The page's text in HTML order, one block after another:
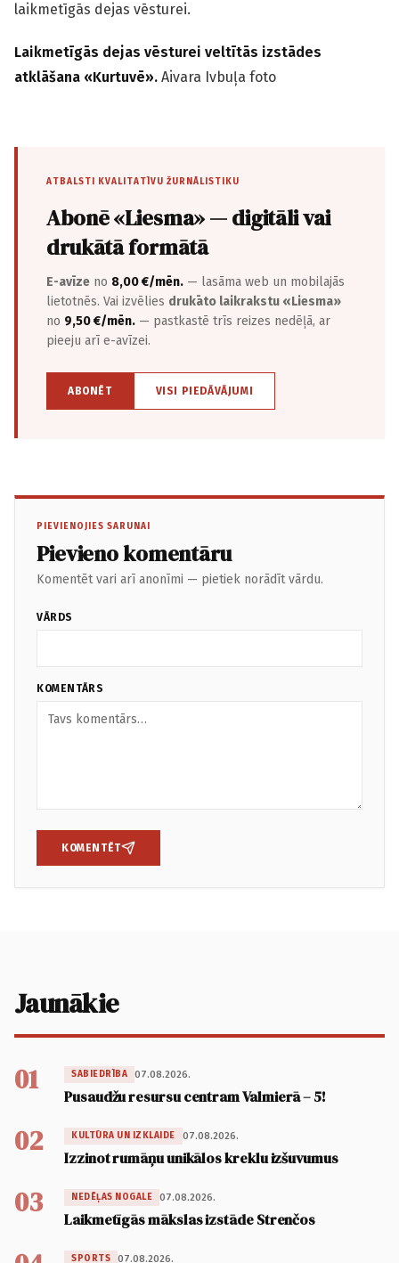
laikmetīgās dejas vēsturei.
Laikmetīgās dejas vēsturei veltītās izstādes
atklāšana «Kurtuvē». Aivara Ivbuļa foto
ATBALSTI KVALITATĪVU ŽURNĀLISTIKU
Abonē «Liesma» — digitāli vai
drukātā formātā
E-avīze no 8,00 €/mēn. — lasāma web un mobilajās
lietotnēs. Vai izvēlies drukāto laikrakstu «Liesma»
no 9,50 €/mēn. — pastkastē trīs reizes nedēļā, ar
pieeju arī e-avīzei.
ABONĒT VISI PIEDĀVĀJUMI
PIEVIENOJIES SARUNAI
Pievieno komentāru
Komentēt vari arī anonīmi — pietiek norādīt vārdu.
VĀRDS
KOMENTĀRS
KOMENTĒT
Jaunākie
01 SABIEDRĪBA 07.08.2026.
Pusaudžu resursu centram Valmierā – 5!
02 KULTŪRA UN IZKLAIDE 07.08.2026.
Izzinot rumāņu unikālos kreklu izšuvumus
03 NEDĒĻAS NOGALE 07.08.2026.
Laikmetīgās mākslas izstāde Strenčos
SPORTS 07.08.2026.